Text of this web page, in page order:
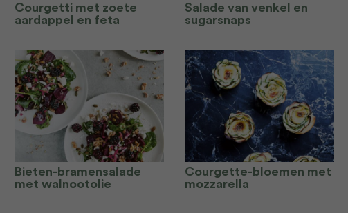
Courgetti met zoete
aardappel en feta
Salade van venkel en
sugarsnaps
Bieten-bramensalade
met walnootolie
Courgette-bloemen met
mozzarella